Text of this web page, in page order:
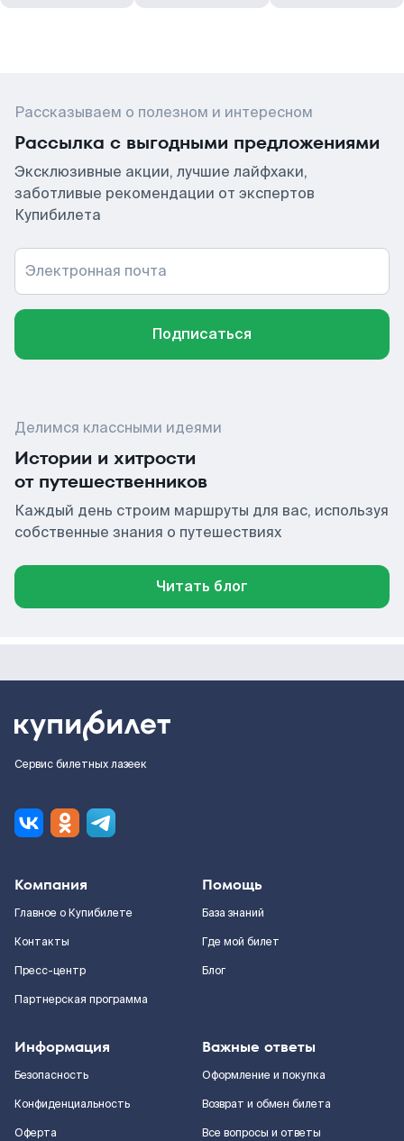
Рассказываем о полезном и интересном
Рассылка с выгодными предложениями
Эксклюзивные акции, лучшие лайфхаки,
заботливые рекомендации от экспертов
Купибилета
Электронная почта
Подписаться
Делимся классными идеями
Истории и хитрости
от путешественников
Каждый день строим маршруты для вас, используя
собственные знания о путешествиях
Читать блог
Сервис билетных лазеек
Компания
Главное о Купибилете
Контакты
Пресс-центр
Партнерская программа
Помощь
База знаний
Где мой билет
Блог
Информация
Безопасность
Конфиденциальность
Оферта
Важные ответы
Оформление и покупка
Возврат и обмен билета
Все вопросы и ответы